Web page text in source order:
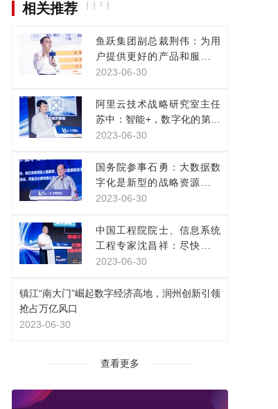
相关推荐
鱼跃集团副总裁荆伟：为用
户提供更好的产品和服务，
是数实融合的目的
2023-06-30
阿里云技术战略研究室主任
苏中：智能+，数字化的第三
次浪潮已经来临
2023-06-30
国务院参事石勇：大数据数
字化是新型的战略资源，正
改变人类生产生活方式
2023-06-30
中国工程院院士、信息系统
工程专家沈昌祥：尽快构建
网络安全主动免疫保障体系
2023-06-30
镇江“南大门”崛起数字经济高地，润州创新引领
抢占万亿风口
2023-06-30
查看更多